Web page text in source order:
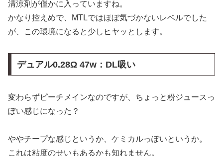
清涼剤が僅かに入っていますね。
かなり控えめで、MTLではほぼ気づかないレベルでした
が、この環境になると少しヒヤッとします。
デュアル0.28Ω 47w：DL吸い
変わらずピーチメインなのですが、ちょっと粉ジュースっ
ぽい感じになった？
ややチープな感じというか、ケミカルっぽいというか。
これは粘度のせいもあるかも知れません。